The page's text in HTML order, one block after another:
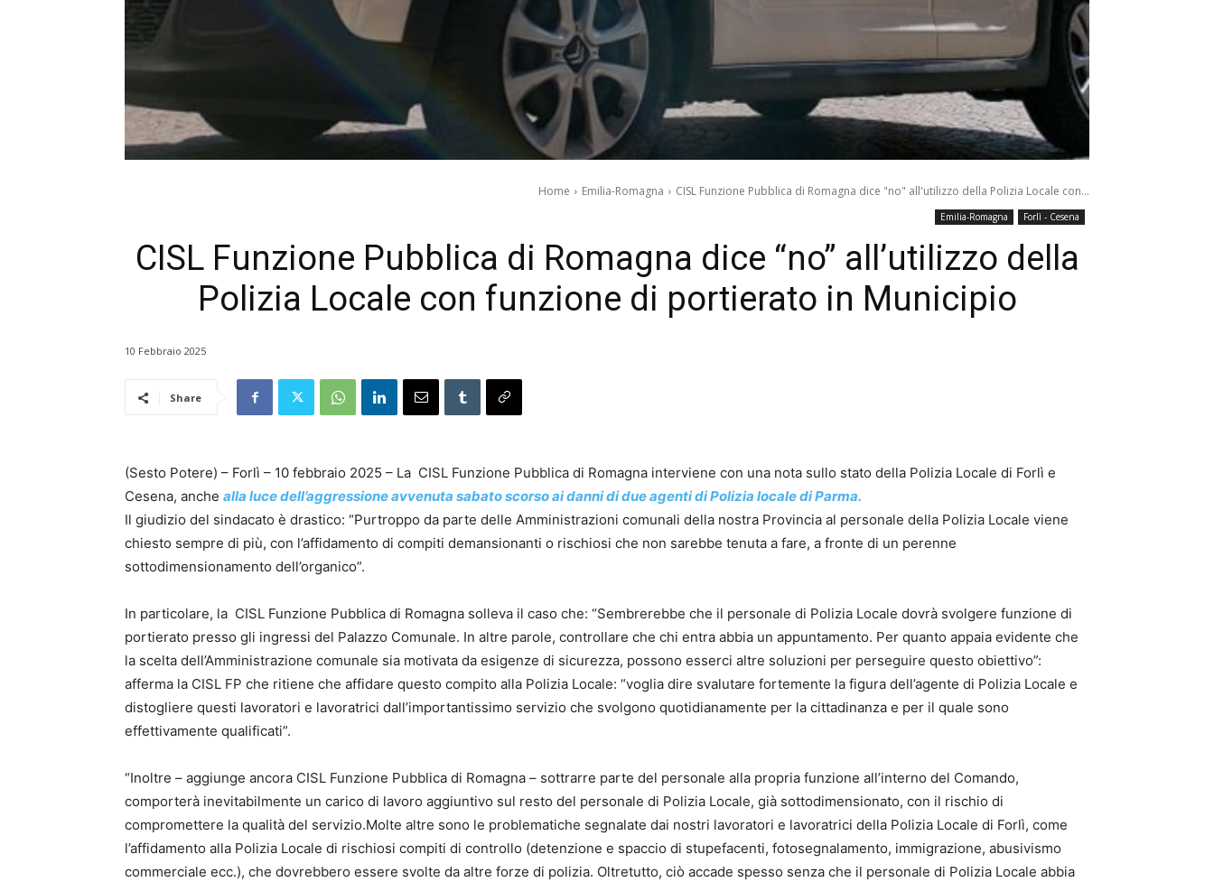
Home Emilia-Romagna CISL Funzione Pubblica di Romagna dice "no" all'utilizzo della Polizia Locale con...
Emilia-Romagna Forlì - Cesena
CISL Funzione Pubblica di Romagna dice “no” all’utilizzo della
Polizia Locale con funzione di portierato in Municipio
10 Febbraio 2025
Share
(Sesto Potere) – Forlì – 10 febbraio 2025 – La CISL Funzione Pubblica di Romagna interviene con una nota sullo stato della Polizia Locale di Forlì e
Cesena, anche alla luce dell’aggressione avvenuta sabato scorso ai danni di due agenti di Polizia locale di Parma.
Il giudizio del sindacato è drastico: “Purtroppo da parte delle Amministrazioni comunali della nostra Provincia al personale della Polizia Locale viene
chiesto sempre di più, con l’affidamento di compiti demansionanti o rischiosi che non sarebbe tenuta a fare, a fronte di un perenne
sottodimensionamento dell’organico”.
In particolare, la CISL Funzione Pubblica di Romagna solleva il caso che: “Sembrerebbe che il personale di Polizia Locale dovrà svolgere funzione di
portierato presso gli ingressi del Palazzo Comunale. In altre parole, controllare che chi entra abbia un appuntamento. Per quanto appaia evidente che
la scelta dell’Amministrazione comunale sia motivata da esigenze di sicurezza, possono esserci altre soluzioni per perseguire questo obiettivo”:
afferma la CISL FP che ritiene che affidare questo compito alla Polizia Locale: “voglia dire svalutare fortemente la figura dell’agente di Polizia Locale e
distogliere questi lavoratori e lavoratrici dall’importantissimo servizio che svolgono quotidianamente per la cittadinanza e per il quale sono
effettivamente qualificati”.
“Inoltre – aggiunge ancora CISL Funzione Pubblica di Romagna – sottrarre parte del personale alla propria funzione all’interno del Comando,
comporterà inevitabilmente un carico di lavoro aggiuntivo sul resto del personale di Polizia Locale, già sottodimensionato, con il rischio di
compromettere la qualità del servizio.Molte altre sono le problematiche segnalate dai nostri lavoratori e lavoratrici della Polizia Locale di Forlì, come
l’affidamento alla Polizia Locale di rischiosi compiti di controllo (detenzione e spaccio di stupefacenti, fotosegnalamento, immigrazione, abusivismo
commerciale ecc.), che dovrebbero essere svolte da altre forze di polizia. Oltretutto, ciò accade spesso senza che il personale di Polizia Locale abbia